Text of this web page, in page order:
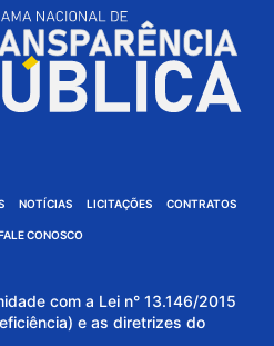
NOTÍCIAS LICITAÇÕES CONTRATOS
CONOSCO
com a Lei n° 13.146/2015
e as diretrizes do